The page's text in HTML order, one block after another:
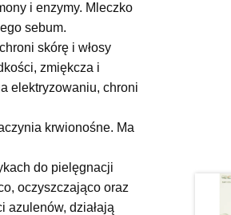
i enzymy. Mleczko
sebum.
skórę i włosy
zmiękcza i
elektryzowaniu, chroni
krwionośne. Ma
do pielęgnacji
oczyszczająco oraz
azulenów, działają